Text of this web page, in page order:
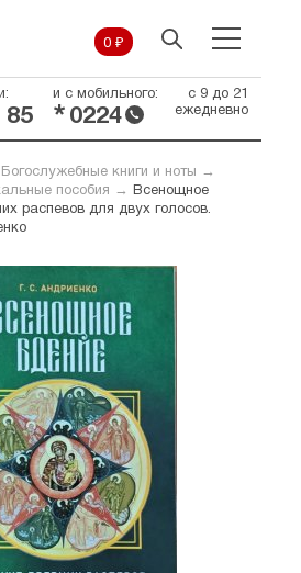
0 ₽
85
и с мобильного:
* 0224
с 9 до 21
ежедневно
Богослужебные книги и ноты →
пособия →
Всенощное
распевов для двух голосов.